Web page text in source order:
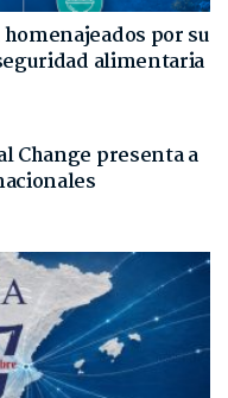
por su
alimentaria
Change presenta a